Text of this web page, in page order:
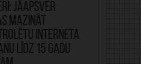
Jāapsver
mazināt
interneta
līdz 15 gadu